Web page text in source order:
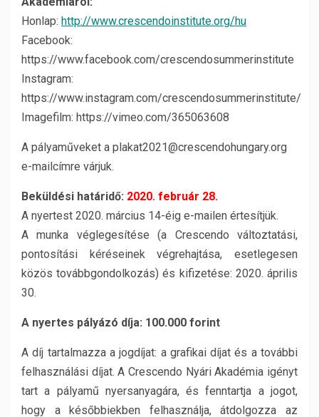
Honlap: http://www.crescendoinstitute.org/hu
Facebook:
https://www.facebook.com/crescendosummerinstitute
Instagram:
https://www.instagram.com/crescendosummerinstitute/
Imagefilm: https://vimeo.com/365063608
A pályaműveket a plakat2021@crescendohungary.org
e-mailcímre várjuk.
Beküldési határidő: 2020. február 28.
A nyertest 2020. március 14-éig e-mailen értesítjük.
A munka véglegesítése (a Crescendo változtatási,
pontosítási kéréseinek végrehajtása, esetlegesen
közös továbbgondolkozás) és kifizetése: 2020. április
30.
A nyertes pályázó díja: 100.000 forint
A díj tartalmazza a jogdíjat: a grafikai díjat és a további
felhasználási díjat. A Crescendo Nyári Akadémia igényt
tart a pályamű nyersanyagára, és fenntartja a jogot,
hogy a későbbiekben felhasználja, átdolgozza az